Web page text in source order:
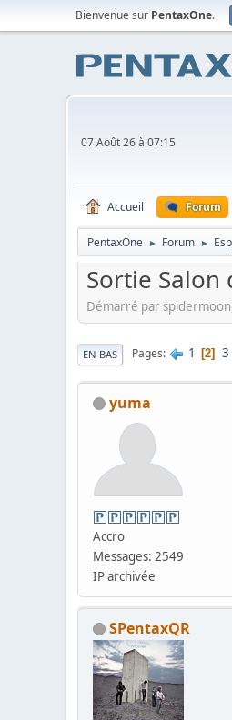
Bienvenue sur PentaxOne.
07 Août 26 à 07:15
Accueil Forum
PentaxOne ► Forum ►
Sortie Salon
Démarré par
EN BAS Pages 1 2 3
yuma
Accro
Messages: 2549
IP archivée
SPentaxQR